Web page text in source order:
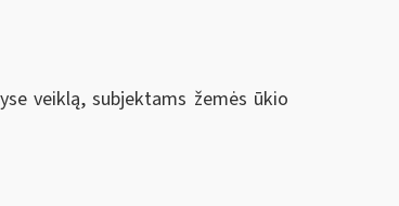
veiklą, subjektams žemės ūkio